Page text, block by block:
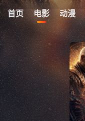
首页 电影 动漫